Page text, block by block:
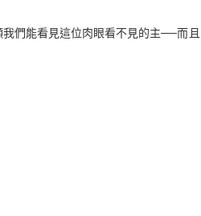
們能看見這位肉眼看不見的主──而且